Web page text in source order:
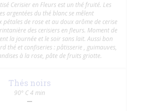
Cerisier en Fleurs est un thé fruité. Les
argentées du thé blanc se mêlent
de rose et au doux arôme de cerise
des cerisiers en fleurs. Moment de
la journée et le soir sans lait. Aussi bon
thé et confiseries : pâtisserie , guimauves,
à la rose, pâte de fruits griotte.
Thés noirs
90° C 4 min